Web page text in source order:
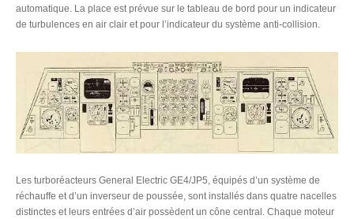
automatique. La place est prévue sur le tableau de bord pour un indicateur
de turbulences en air clair et pour l’indicateur du système anti-collision.
Les turboréacteurs General Electric GE4/JP5, équipés d’un système de
réchauffe et d’un inverseur de poussée, sont installés dans quatre nacelles
distinctes et leurs entrées d’air possèdent un cône central. Chaque moteur